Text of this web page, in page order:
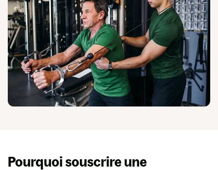
Ensavoirplus
Espace presse
Pourquoi souscrire une